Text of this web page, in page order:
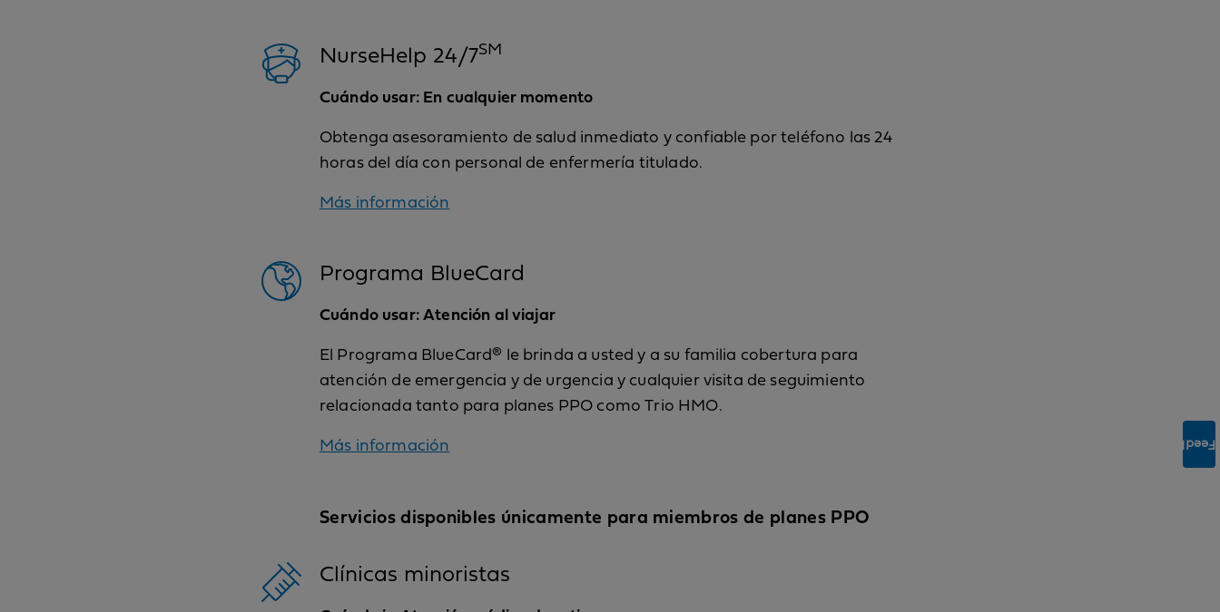
NurseHelp 24/7SM
Cuándo usar: En cualquier momento
Obtenga asesoramiento de salud inmediato y confiable por teléfono las 24
horas del día con personal de enfermería titulado.
Más información
Programa BlueCard
Cuándo usar: Atención al viajar
El Programa BlueCard® le brinda a usted y a su familia cobertura para
atención de emergencia y de urgencia y cualquier visita de seguimiento
relacionada tanto para planes PPO como Trio HMO.
Más información
Servicios disponibles únicamente para miembros de planes PPO
Clínicas minoristas
Feedback